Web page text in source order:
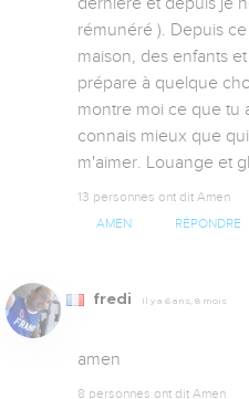
rémunéré ). Depuis
maison, des enfants
prépare à quelque
montre moi ce que tu
connais mieux que
m'aimer. Louange et
13 personnes ont dit Amen
AMEN RÉPONDRE
fredi Il y a 6 ans, 8 mois
amen
8 personnes ont dit Amen